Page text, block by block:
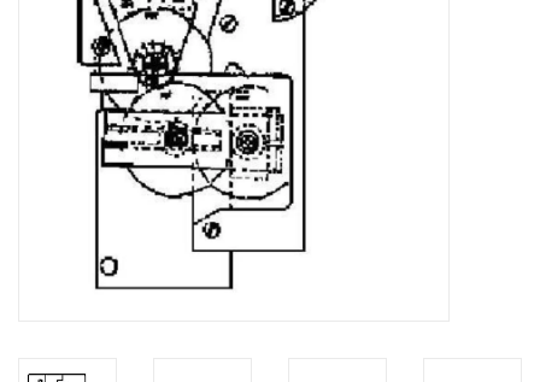
NEUE ZEITSCHRIFTEN
ABONNEMENT DER
MODELLBAUER
Baubeschreibungen